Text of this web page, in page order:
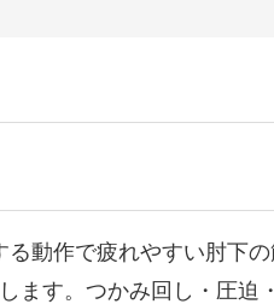
理なく継続できるのがポ
ンプルな習慣です◎
ジ。
動作で疲れやすい肘下の
ます。つかみ回し・圧迫